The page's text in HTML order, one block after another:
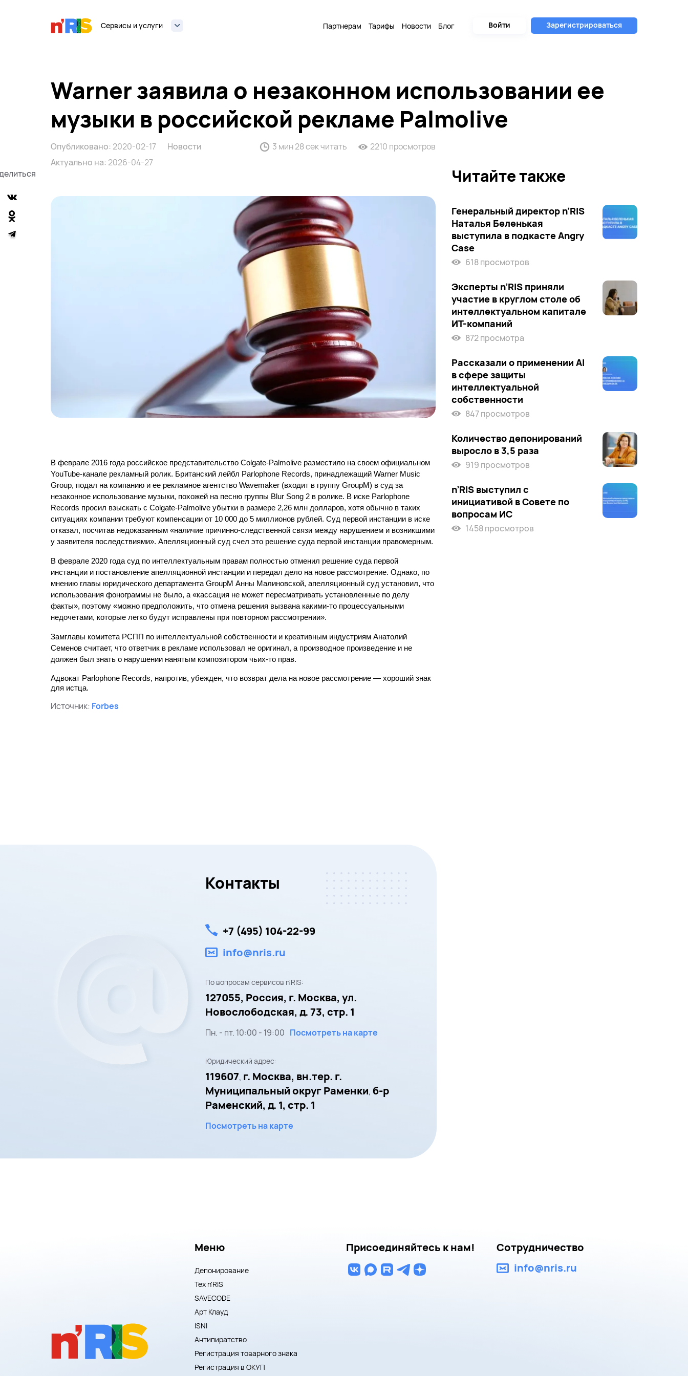
Сервисы и услуги Партнерам Тарифы Новости Блог Войти Зарегистрироваться
Warner заявила о незаконном использовании ее
музыки в российской рекламе Palmolive
Опубликовано: 2020-02-17
Актуально на: 2026-04-27
Новости 3 мин 28 сек читать 2210 просмотров
В феврале 2016 года российское представительство Colgate-Palmolive разместило на своем официальном
YouTube-канале рекламный ролик. Британский лейбл Parlophone Records, принадлежащий Warner Music
Group, подал на компанию и ее рекламное агентство Wavemaker (входит в группу GroupM) в суд за
незаконное использование музыки, похожей на песню группы Blur Song 2 в ролике. В иске Parlophone
Records просил взыскать с Colgate-Palmolive убытки в размере 2,26 млн долларов, хотя обычно в таких
ситуациях компании требуют компенсации от 10 000 до 5 миллионов рублей. Суд первой инстанции в иске
отказал, посчитав недоказанным «наличие причинно-следственной связи между нарушением и возникшими
у заявителя последствиями». Апелляционный суд счел это решение суда первой инстанции правомерным.
В феврале 2020 года суд по интеллектуальным правам полностью отменил решение суда первой
инстанции и постановление апелляционной инстанции и передал дело на новое рассмотрение. Однако, по
мнению главы юридического департамента GroupM Анны Малиновской, апелляционный суд установил, что
использования фонограммы не было, а «кассация не может пересматривать установленные по делу
факты», поэтому «можно предположить, что отмена решения вызвана какими-то процессуальными
недочетами, которые легко будут исправлены при повторном рассмотрении».
Замглавы комитета РСПП по интеллектуальной собственности и креативным индустриям Анатолий
Семенов считает, что ответчик в рекламе использовал не оригинал, а производное произведение и не
должен был знать о нарушении нанятым композитором чьих-то прав.
Адвокат Parlophone Records, напротив, убежден, что возврат дела на новое рассмотрение — хороший знак
для истца.
Источник: Forbes
Читайте также
Генеральный директор n’RIS
Наталья Беленькая
выступила в подкасте Angry
Case
618 просмотров
Эксперты n’RIS приняли
участие в круглом столе об
интеллектуальном капитале
ИТ-компаний
872 просмотра
Рассказали о применении AI
в сфере защиты
интеллектуальной
собственности
847 просмотров
Количество депонирований
выросло в 3,5 раза
919 просмотров
n’RIS выступил c
инициативой в Совете по
вопросам ИС
1458 просмотров
Контакты
+7 (495) 104-22-99
info@nris.ru
По вопросам сервисов n'RIS:
127055, Россия, г. Москва, ул.
Новослободская, д. 73, стр. 1
Пн. - пт. 10:00 - 19:00 Посмотреть на карте
Юридический адрес:
119607, г. Москва, вн.тер. г.
Муниципальный округ Раменки, б-р
Раменский, д. 1, стр. 1
Посмотреть на карте
Меню
Депонирование
Тех n'RIS
SAVECODE
Арт Клауд
ISNI
Антипиратство
Регистрация товарного знака
Регистрация в ОКУП
Присоединяйтесь к нам!
Сотрудничество
info@nris.ru